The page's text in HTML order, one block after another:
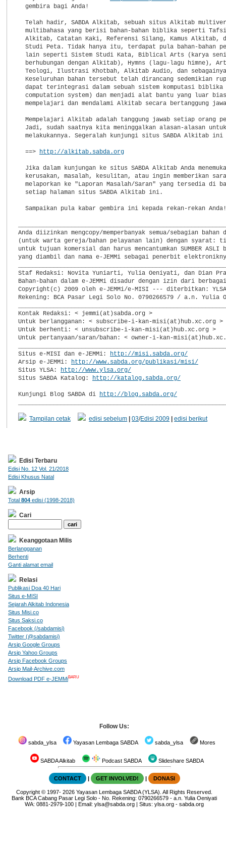
  gembira bagi Anda!
Telah hadir, SABDA Alkitab, sebuah situs Alkitab
multibahasa yang berisi bahan-bahan biblika seperti
Alkitab, Catatan Kaki, Referensi Silang, Kamus Alkitab,
Studi Peta. Tidak hanya itu, terdapat pula bahan-bahan
lain seperti Sistem Studi Kata, Biblical Arts (karya
berhubungan dengan Alkitab), Hymns (lagu-lagu himne),
Teologi, Ilustrasi Khotbah, Alkitab Audio, dan
Keseluruhan bahan tersebut telah dirancang sedemikian
dapat terintegrasi dalam sebuah sistem komputasi biblika
computation system) dan menjadi alat bantu yang luar
mempelajari dan mendalami Alkitab secara bertanggung
Mempelajari Alkitab adalah tanggung jawab setiap orang
Jadi, sudah saatnya kita meninggalkan alasan-alasan
melakukannya. Segeralah kunjungi situs SABDA Alkitab ini
  ==>
http://alkitab.sabda.org
Jika dalam kunjungan ke situs SABDA Alkitab Anda
kerusakan, masalah, kesulitan, atau ingin memberikan
melaporkan ke "Laporan Masalah/Saran" yang tersedia di
  setiap halaman situs SABDA Alkitab ini.
  Sampaikan pula kabar gembira ini kepada rekan-rekan Anda!
Anda diizinkan mengcopy/memperbanyak semua/sebagian bahan
(untuk warta gereja/bahan pelayanan lain) dengan syarat:
untuk tujuan komersial dan harus mencantumkan SUMBER ASLI
yang diambil dan nama e-JEMMi sebagai penerbit
Staf Redaksi: Novita Yuniarti, Yulia Oeniyati, dan Dian
Bahan-bahan dalam e-JEMMi disadur dengan izin dari
Copyright(c) 2009 oleh e-JEMMi/e-MISI --- diterbitkan:
Rekening: BCA Pasar Legi Solo No. 0790266579 / a.n. Yulia
Kontak Redaksi: < jemmi(at)sabda.org >
Untuk berlangganan: < subscribe-i-kan-misi(at)hub.xc.org >
Untuk berhenti: < unsubscribe-i-kan-misi(at)hub.xc.org >
Untuk pertanyaan/saran/bahan: < owner-i-kan-
Situs e-MISI dan e-JEMMi:
http://misi.sabda.org/
Arsip e-JEMMi:
http://www.sabda.org/publikasi/misi/
Situs YLSA:
http://www.ylsa.org/
Situs SABDA Katalog:
http://katalog.sabda.org/
Kunjungi Blog SABDA di
http://blog.sabda.org/
Tampilan cetak edisi sebelum |03/Edisi 2009 |edisi berikut
Edisi Terbaru
Edisi No. 12 Vol. 21/2018
Edisi Khusus Natal
Arsip
Total 804edisi (1998-2018)
Cari
Keanggotaan Milis
Berlangganan
Berhenti
Ganti alamat email
Relasi
Publikasi Doa 40 Hari
Situs e-MISI
Sejarah Alkitab Indonesia
Situs Misi.co
Situs Saksi.co
Facebook (/sabdamisi)
Twitter (@sabdamisi)
Arsip Google Groups
Arsip Yahoo Groups
Arsip Facebook Groups
Arsip Mail-Archive.com
Download PDF e-JEMMiBARU
Follow Us:
sabda_ylsa Yayasan Lembaga SABDA sabda_ylsa Mores
SABDA Alkitab Podcast SABDA Slideshare SABDA
CONTACT | GET INVOLVED! | DONASI
Copyright © 1997-2026Yayasan Lembaga SABDA (YLSA). All Rights Reserved.
Bank BCA Cabang Pasar Legi Solo - No. Rekening: 0790266579 - a.n. Yulia Oeniyati
WA:0881-2979-100 | Email:ylsa@sabda.org | Situs:ylsa.org -sabda.org